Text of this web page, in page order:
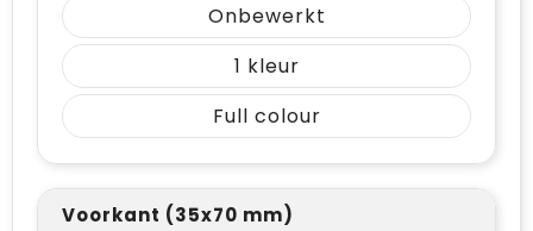
Onbewerkt
1
Full colour
Voorkant (35x70 mm)